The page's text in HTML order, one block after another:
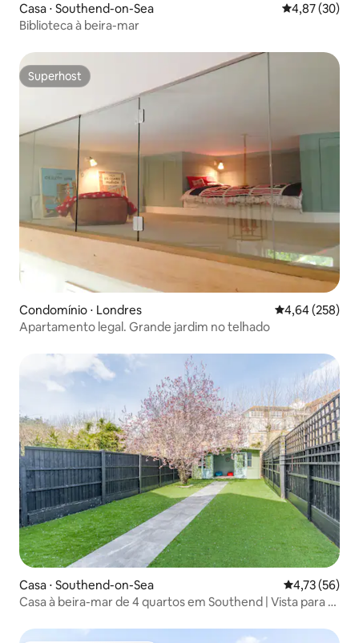
Casa ⋅ Southend-on-Sea 4,87 de uma
4,87 (30)
Biblioteca à beira-mar
Superhost
Superhost
Condomínio ⋅ Londres 4,64 de uma
4,64 (258)
Apartamento legal. Grande jardim no telhado
Casa ⋅ Southend-on-Sea 4,73 de uma
4,73 (56)
Casa à beira-mar de 4 quartos em Southend | Vista para o